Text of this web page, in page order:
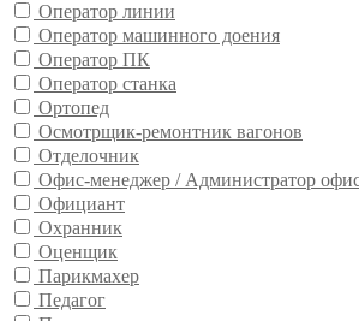
Оператор линии
Оператор машинного доения
Оператор ПК
Оператор станка
Ортопед
Осмотрщик-ремонтник вагонов
Отделочник
Офис-менеджер / Администратор
Официант
Охранник
Оценщик
Парикмахер
Педагог